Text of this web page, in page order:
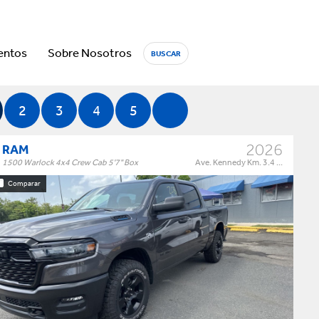
Sobre Nosotros BUSCAR
2 3 4 5
(91)
(34)
Año
2026 (122)
2025 (1)
2022 (1)
MÁS...
Comparar
RAM
1500 Warlock 4x4 Crew Cab 5'7" Box
2026
Ave. Kennedy Km. 3.4 ...
Trim: Warlock 4x4 Crew Cab 5'7" Box
Trans: Automatic
Color:
Precio: $65,995
OR BEST OFFER